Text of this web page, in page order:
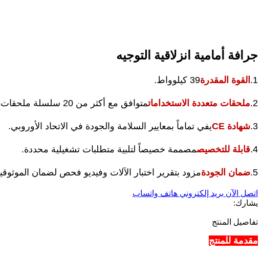
جرافة أمامية انزلاقية التوجيه
1. القوة المقدرة39 كيلوواط.
2. ملحقات متعددة الاستخداماتمتوافق مع أكثر من 20 سلسلة ملحقات.
3. شهادة CE يفي تماماً بمعايير السلامة والجودة في الاتحاد الأوروبي.
4. قابلة للتخصيصمصممة خصيصاً لتلبية متطلبات تشغيلية محددة.
5. ضمان الجودةمزود بتقرير اختبار الآلات وفيديو فحص لضمان
اتصل الآن بريد إلكتروني هاتف واتساب
يشارك:
تفاصيل المنتج
مقدمة للمنتج